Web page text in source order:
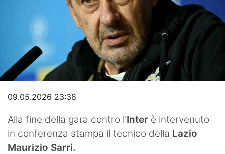
Calciomercato
Video
09.05.2026 23:38
Alla fine della gara contro l'Inter è intervenuto
in conferenza stampa il tecnico della Lazio
Maurizio Sarri.